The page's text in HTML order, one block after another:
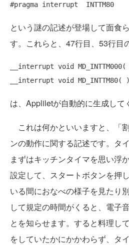
という謎の記述が登場して面食
す。これらと、47行目、53行目
__interrupt void
__interrupt void
は、Appliletが自動的に生成して
これは何かといいますと、「
ンの動作に関する記述です。タ
まずはキッチンタイマを思い浮
設定して、スタートボタンを押
いる間におなべの様子を見たり
して規定の時間がくると、電子
とを知らせます。すると料理し
をしていたかにかかわらず、タ